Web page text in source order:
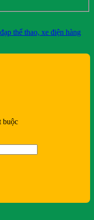
thể thao, xe điện hàng
buộc